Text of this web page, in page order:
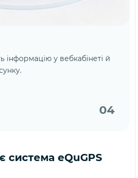
інформацію у вебкабінеті й
04
система eQuGPS